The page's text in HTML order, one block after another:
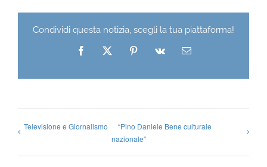
Condividi questa notizia, scegli la tua piattaforma!
Facebook
X Pinterest
Vk Email
Televisione e Giornalismo
“Pino Daniele Bene culturale
nazionale”